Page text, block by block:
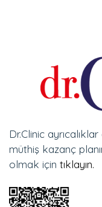
Dr.Clinic
müthiş kazanç
olmak için tıklayın.